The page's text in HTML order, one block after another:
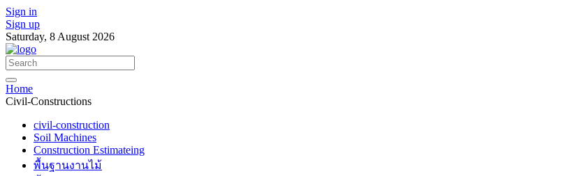
Sign in
Sign up
Saturday, 8 August 2026
Home
Civil-Constructions
civil-construction
Soil Machines
Construction Estimateing
พื้นฐานงานไม้